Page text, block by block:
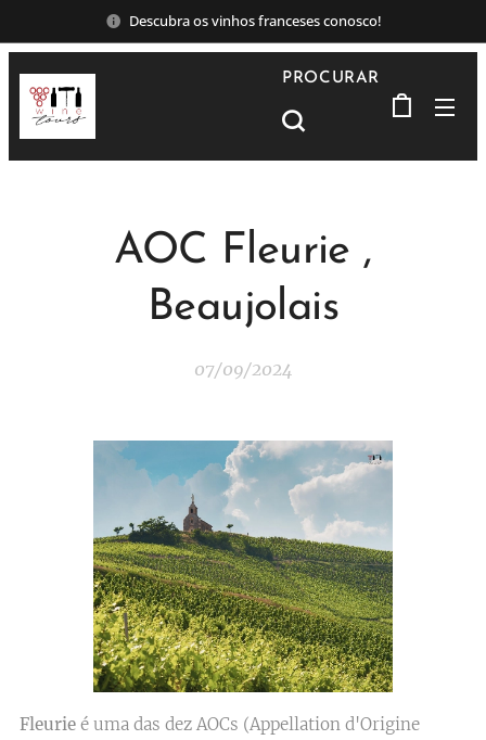
Descubra os vinhos franceses conosco!
PROCURAR
AOC Fleurie ,
Beaujolais
07/09/2024
Fleurie é uma das dez AOCs (Appellation d'Origine